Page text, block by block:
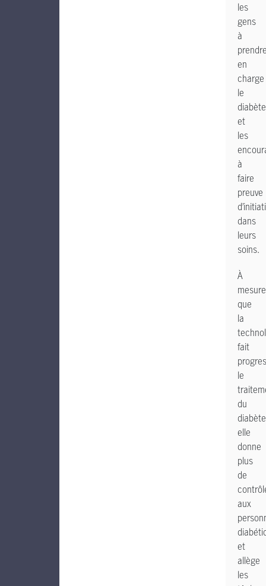
les
gens
à
en
charge
le
diabète
et
les
à
faire
preuve
dans
leurs
soins.
À
mesure
que
la
fait
le
du
elle
donne
plus
de
aux
et
allège
les